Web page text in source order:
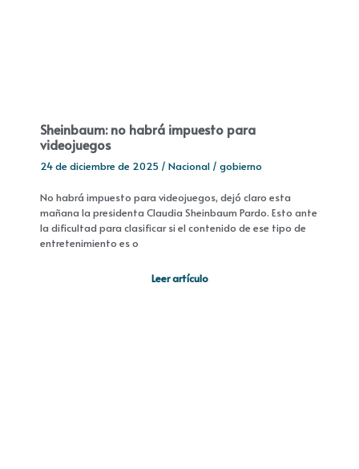
Sheinbaum: no habrá impuesto para
videojuegos
24 de diciembre de 2025 / Nacional / gobierno
No habrá impuesto para videojuegos, dejó claro esta
mañana la presidenta Claudia Sheinbaum Pardo. Esto ante
la dificultad para clasificar si el contenido de ese tipo de
entretenimiento es o
Leer artículo